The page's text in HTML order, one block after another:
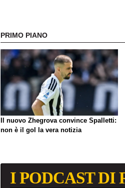
PRIMO PIANO
Il nuovo Zhegrova convince Spalletti:
non è il gol la vera notizia
I PODCAST DI